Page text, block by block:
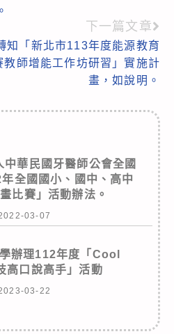
下一篇文章
知「新北市113年度能源教育
師增能工作坊研習」實施計
畫，如說明。
中華民國牙醫師公會全國
全國國小、國中、高中
比賽」活動辦法。
03-07
辦理112年度「Cool
高口說高手」活動
03-22